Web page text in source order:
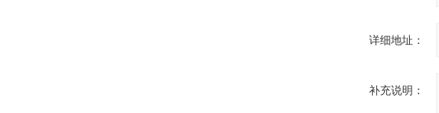
详细地址：
补充说明：